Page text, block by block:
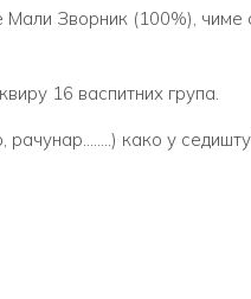
Зворник (100%),
16 васпитних група.
како у